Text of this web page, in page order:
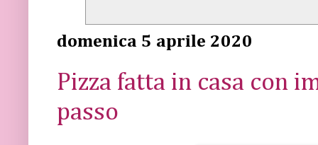
domenica 5 aprile 2020
Pizza fatta in casa con
passo